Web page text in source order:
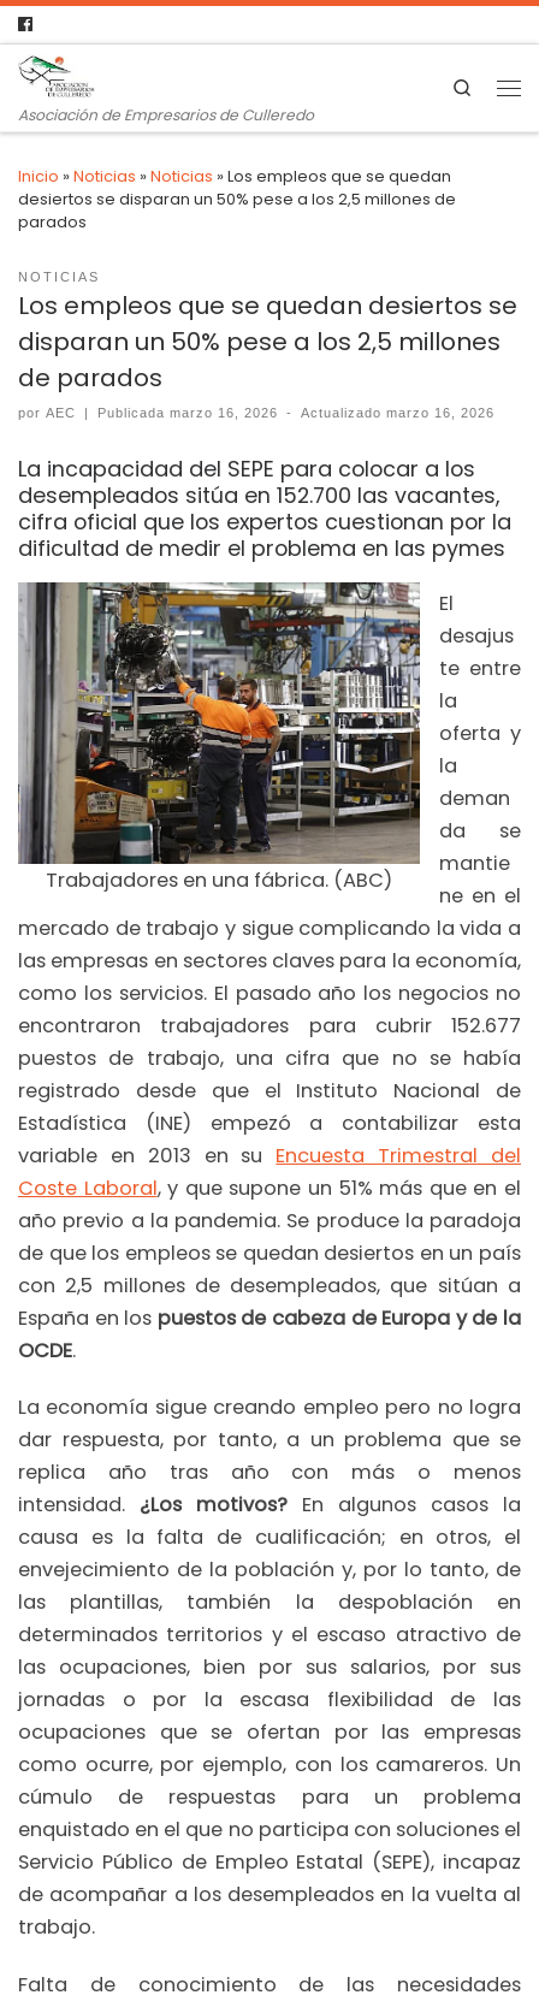
Asociación de Empresarios de Culleredo
Search
Inicio »Noticias »Noticias »Los empleos que se quedan
desiertos se disparan un 50% pese a los 2,5 millones de
parados
NOTICIAS
Los empleos que se quedan desiertos se
disparan un 50% pese a los 2,5 millones
de parados
por AEC | Publicadamarzo 16, 2026 - Actualizadomarzo 16, 2026
La incapacidad del SEPE para colocar a los
desempleados sitúa en 152.700 las vacantes,
cifra oficial que los expertos cuestionan por la
dificultad de medir el problema en las pymes
Trabajadores en una fábrica. (ABC)
El
desajus
te entre
la
oferta y
la
deman
da se
mantie
ne en el
mercado de trabajo y sigue complicando la vida a
las empresas en sectores claves para la economía,
como los servicios. El pasado año los negocios no
encontraron trabajadores para cubrir 152.677
puestos de trabajo, una cifra que no se había
registrado desde que el Instituto Nacional de
Estadística (INE) empezó a contabilizar esta
variable en 2013 en su Encuesta Trimestral del
Coste Laboral, y que supone un 51% más que en el
año previo a la pandemia. Se produce la paradoja
de que los empleos se quedan desiertos en un país
con 2,5 millones de desempleados, que sitúan a
España en los puestos de cabeza de Europa y de la
OCDE.
La economía sigue creando empleo pero no logra
dar respuesta, por tanto, a un problema que se
replica año tras año con más o menos
intensidad. ¿Los motivos? En algunos casos la
causa es la falta de cualificación; en otros, el
envejecimiento de la población y, por lo tanto, de
las plantillas, también la despoblación en
determinados territorios y el escaso atractivo de
las ocupaciones, bien por sus salarios, por sus
jornadas o por la escasa flexibilidad de las
ocupaciones que se ofertan por las empresas
como ocurre, por ejemplo, con los camareros. Un
cúmulo de respuestas para un problema
enquistado en el que no participa con soluciones el
Servicio Público de Empleo Estatal (SEPE), incapaz
de acompañar a los desempleados en la vuelta al
trabajo.
Falta de conocimiento de las necesidades